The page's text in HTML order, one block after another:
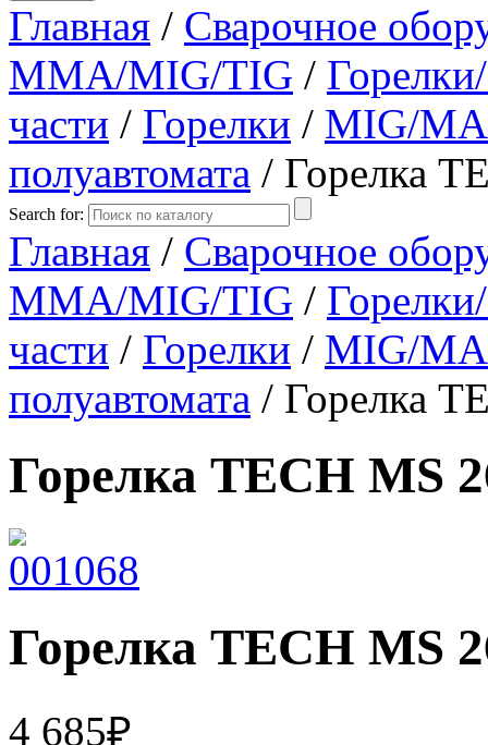
Главная / Сварочное
MMA/MIG/TIG /
части / Горелки / MIG/
полуавтомата / Горелка
Search for:
Главная / Сварочное
MMA/MIG/TIG /
части / Горелки / MIG/
полуавтомата / Горелка
Горелка TECH MS
Горелка TECH MS
4 685₽